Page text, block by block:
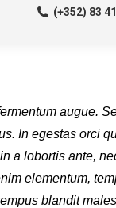
(+352) 83
augue.
In egestas orci
a lobortis ante,
elementum,
blandit